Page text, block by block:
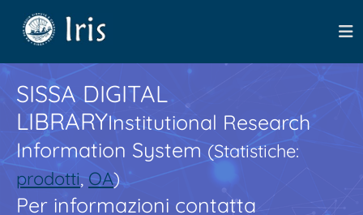
SISSA DIGITAL
LIBRARYInstitutional Research
Information System(Statistiche:
prodotti,OA)
Per informazioni contatta